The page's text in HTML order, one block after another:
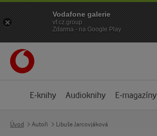
E-knihy Audioknihy E-magazíny
Úvod Autoři Libuše Jarcovjáková
Vodafone galerie
vf.cz.group
Zdarma - na Google Play